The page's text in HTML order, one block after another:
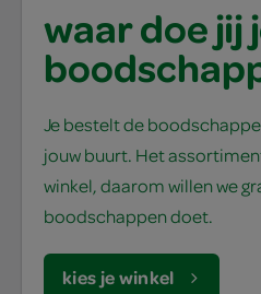
waar doe jij
Je bestelt de
jouw buurt. Het
winkel, daarom willen we
boodschappen doet.
kies je winkel